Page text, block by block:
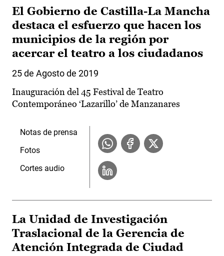
El Gobierno de Castilla-La Mancha
destaca el esfuerzo que hacen los
municipios de la región por
acercar el teatro a los ciudadanos
25 de Agosto de 2019
Inauguración del 45 Festival de Teatro
Contemporáneo ‘Lazarillo’ de Manzanares
Notas de prensa
Fotos
Cortes audio
La Unidad de Investigación
Traslacional de la Gerencia de
Atención Integrada de Ciudad